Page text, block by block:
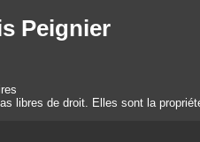
Peignier
libres de droit. Elles sont la